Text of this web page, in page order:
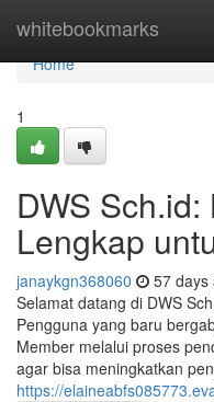
whitebookmarks
Home
Home
1
DWS
Lengkap
janaykgn368060 57 days
Selamat datang di DWS
Pengguna yang baru
Member melalui proses
agar bisa meningkatkan
https://